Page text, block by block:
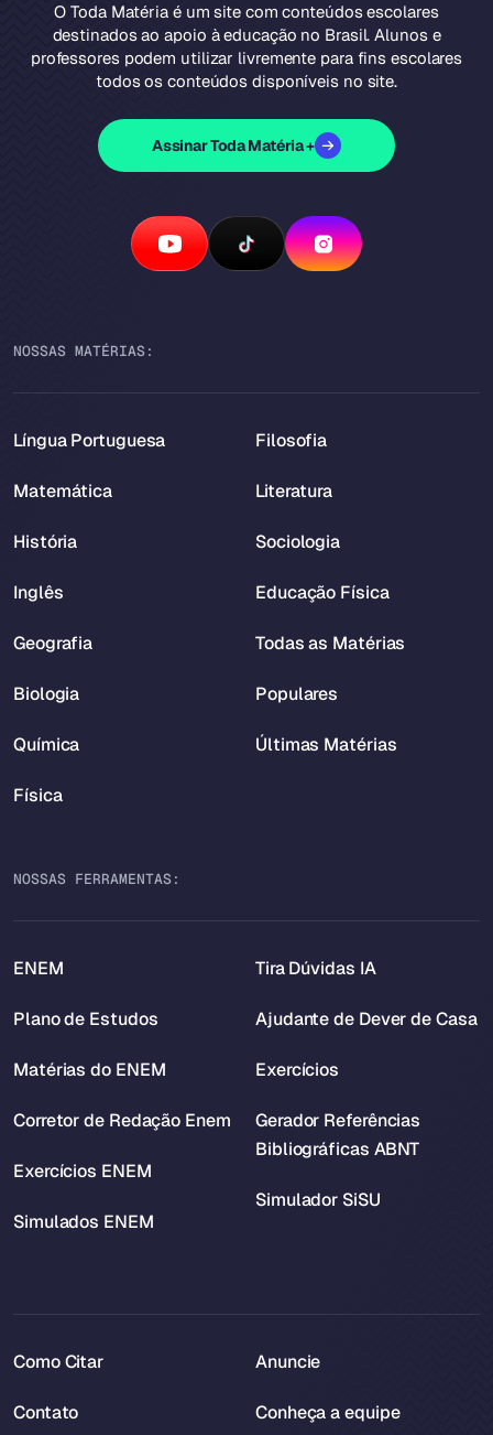
O Toda Matéria é um site com conteúdos escolares
destinados ao apoio à educação no Brasil. Alunos e
professores podem utilizar livremente para fins escolares
todos os conteúdos disponíveis no site.
Assinar Toda Matéria +
NOSSAS MATÉRIAS:
Língua Portuguesa
Matemática
História
Inglês
Geografia
Biologia
Química
Física
Filosofia
Literatura
Sociologia
Educação Física
Todas as Matérias
Populares
Últimas Matérias
NOSSAS FERRAMENTAS:
ENEM
Plano de Estudos
Matérias do ENEM
Corretor de Redação Enem
Exercícios ENEM
Simulados ENEM
Tira Dúvidas IA
Ajudante de Dever de Casa
Exercícios
Gerador Referências
Bibliográficas ABNT
Simulador SiSU
Como Citar
Contato
Anuncie
Conheça a equipe